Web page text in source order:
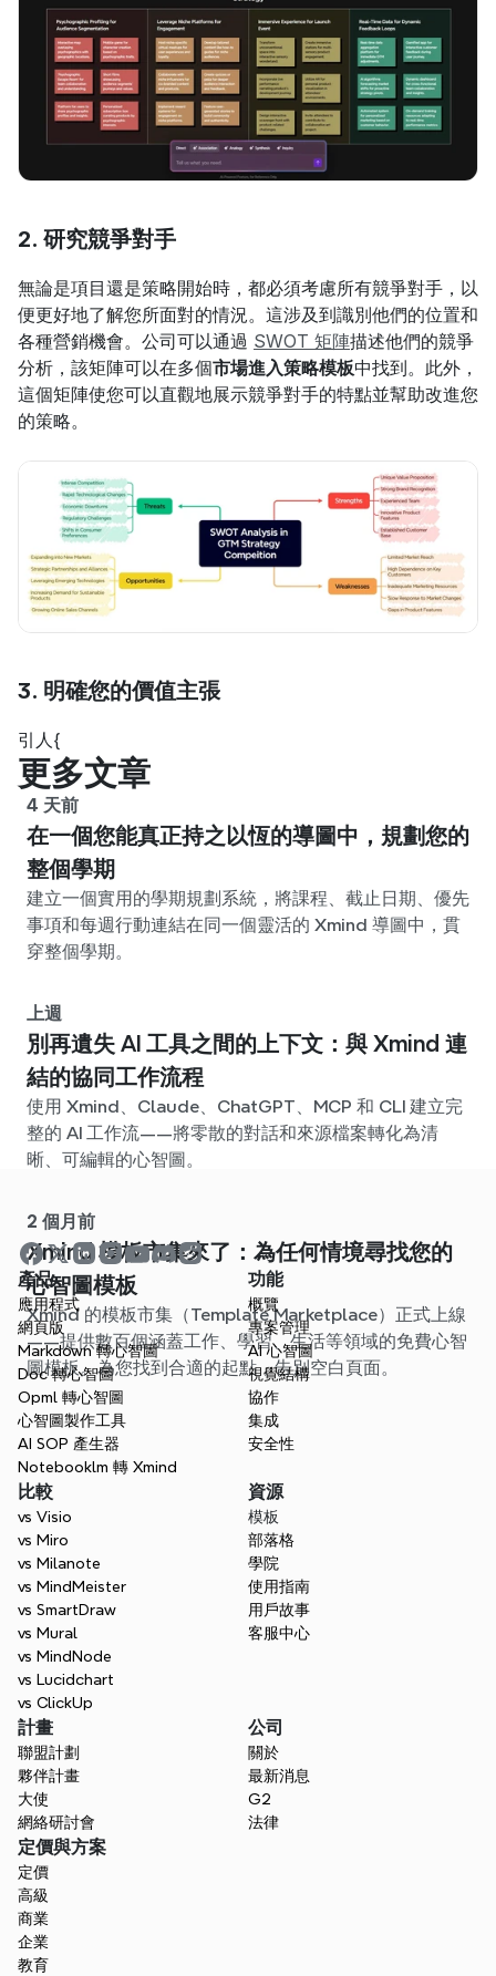
2. 研究競爭對手
無論是項目還是策略開始時，都必須考慮所有競爭對手，以
便更好地了解您所面對的情況。這涉及到識別他們的位置和
各種營銷機會。公司可以通過 SWOT 矩陣描述他們的競爭
分析，該矩陣可以在多個市場進入策略模板中找到。此外，
這個矩陣使您可以直觀地展示競爭對手的特點並幫助改進您
的策略。
3. 明確您的價值主張
引人{
更多文章
4 天前
在一個您能真正持之以恆的導圖中，規劃您的
整個學期
建立一個實用的學期規劃系統，將課程、截止日期、優先
事項和每週行動連結在同一個靈活的 Xmind 導圖中，貫
穿整個學期。
上週
別再遺失 AI 工具之間的上下文：與 Xmind 連
結的協同工作流程
使用 Xmind、Claude、ChatGPT、MCP 和 CLI 建立完
整的 AI 工作流——將零散的對話和來源檔案轉化為清
晰、可編輯的心智圖。
2 個月前
Xmind 模板市集來了：為任何情境尋找您的
心智圖模板
Xmind 的模板市集（Template Marketplace）正式上線
——提供數百個涵蓋工作、學習、生活等領域的免費心智
圖模板。為您找到合適的起點，告別空白頁面。
產品
應用程式
網頁版
Markdown 轉心智圖
Doc 轉心智圖
Opml 轉心智圖
心智圖製作工具
AI SOP 產生器
Notebooklm 轉 Xmind
功能
概覽
專案管理
AI 心智圖
視覺結構
協作
集成
安全性
比較
vs Visio
vs Miro
vs Milanote
vs MindMeister
vs SmartDraw
vs Mural
vs MindNode
vs Lucidchart
vs ClickUp
資源
模板
部落格
學院
使用指南
用戶故事
客服中心
計畫
聯盟計劃
夥伴計畫
大使
網絡研討會
公司
關於
最新消息
G2
法律
定價與方案
定價
高級
商業
企業
教育